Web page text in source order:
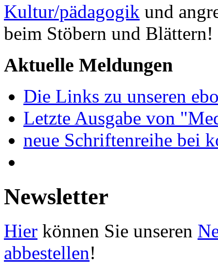
Kultur/pädagogik und
beim Stöbern und Blättern!
Aktuelle Meldungen
Die Links zu unseren
Letzte Ausgabe von
neue Schriftenreihe bei
Newsletter
Hier können Sie unseren
abbestellen!